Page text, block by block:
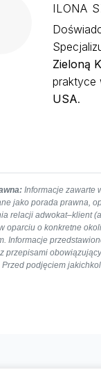
ILONA
Zieloną
praktyce
USA.
Informacje zawarte
jako porada prawna,
relacji adwokat–klient
oparciu o konkretne
Informacje
przepisami
Przed podjęciem